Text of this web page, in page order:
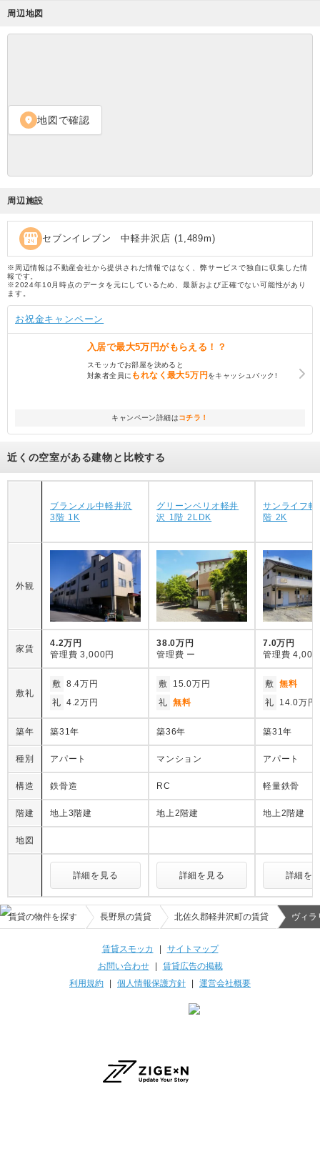
周辺地図
location_on 地図で確認
周辺施設
local_convenience_store セブンイレブン 中軽井沢店 (1,489m)
※周辺情報は不動産会社から提供された情報ではなく、弊サービスで独自に収集した情
報です。
※2024年10月時点のデータを元にしているため、最新および正確でない可能性があり
ます。
お祝金キャンペーン
入居で最大5万円がもらえる！？
スモッカでお部屋を決めると
対象者全員に もれなく最大5万円をキャッシュバック!
キャンペーン詳細はコチラ！
近くの空室がある建物と比較する
ブランメル中軽井沢
3階 1K
グリーンベリオ軽井
沢 1階 2LDK
サンライフ
階 2K
外観
家賃
4.2万円
管理費 3,000円
38.0万円
管理費 ー
7.0万円
管理費 4,000
敷礼
敷 8.4万円
礼 4.2万円
敷
15.0万円
礼 無料
敷 無料
礼
14.0万円
築年 築31年 築36年 築31年
種別 アパート マンション アパート
構造 鉄骨造 RC 軽量鉄骨
階建 地上3階建 地上2階建 地上2階建
地図
詳細を見る 詳細を見る 詳細を
賃貸の物件を探す 長野県の賃貸 北佐久郡軽井沢町の賃貸 ヴィラ
賃貸スモッカ | サイトマップ
お問い合わせ| 賃貸広告の掲載
利用規約 | 個人情報保護方針 | 運営会社概要